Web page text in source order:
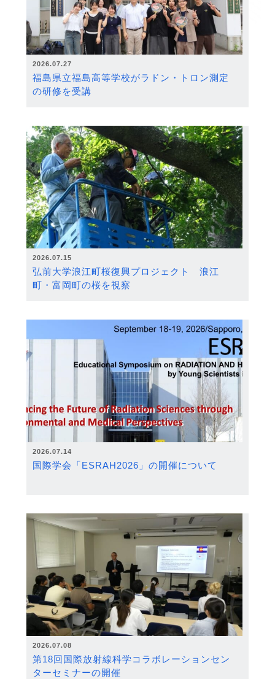
2026.07.27
福島県立福島高等学校がラドン・トロン測定
の研修を受講
2026.07.15
弘前大学浪江町桜復興プロジェクト 浪江
町・富岡町の桜を視察
2026.07.14
国際学会「ESRAH2026」の開催について
2026.07.08
第18回国際放射線科学コラボレーションセン
ターセミナーの開催